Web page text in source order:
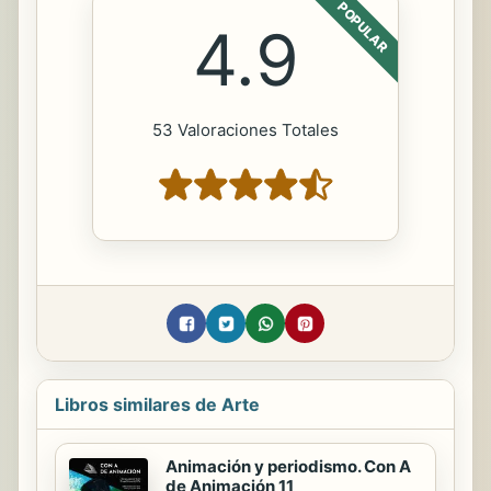
POPULAR
4.9
53 Valoraciones Totales
Libros similares de Arte
Animación y periodismo. Con A
de Animación 11